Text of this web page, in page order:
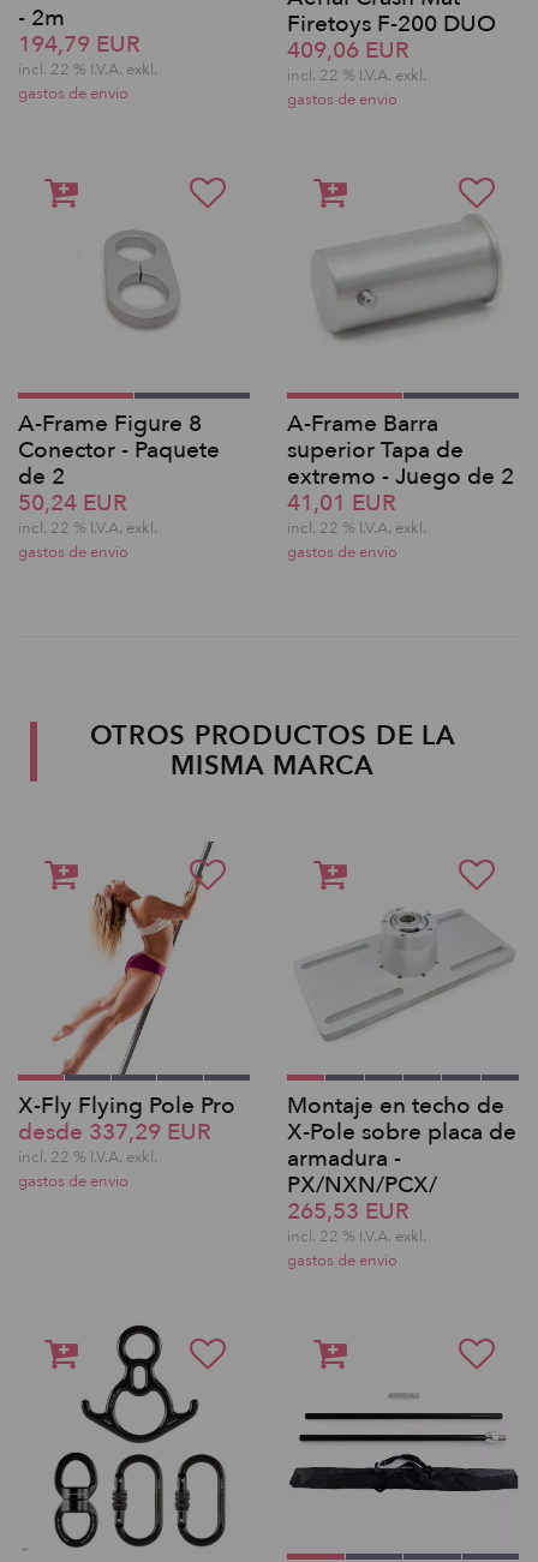
- 2m
194,79 EUR
incl. 22 % I.V.A. exkl.
gastos de envio
Firetoys F-200 DUO
409,06 EUR
incl. 22 % I.V.A. exkl.
gastos de envio
A-Frame Figure 8
Conector - Paquete
de 2
50,24 EUR
incl. 22 % I.V.A. exkl.
gastos de envio
A-Frame Barra
superior Tapa de
extremo - Juego de 2
41,01 EUR
incl. 22 % I.V.A. exkl.
gastos de envio
OTROS PRODUCTOS DE LA
MISMA MARCA
X-Fly Flying Pole Pro
desde 337,29 EUR
incl. 22 % I.V.A. exkl.
gastos de envio
Montaje en techo de
X-Pole sobre placa de
armadura -
PX/NXN/PCX/
265,53 EUR
incl. 22 % I.V.A. exkl.
gastos de envio